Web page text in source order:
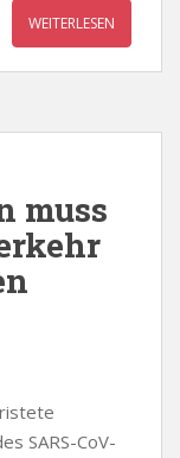
WEITERLESEN
muss
SARS-CoV-